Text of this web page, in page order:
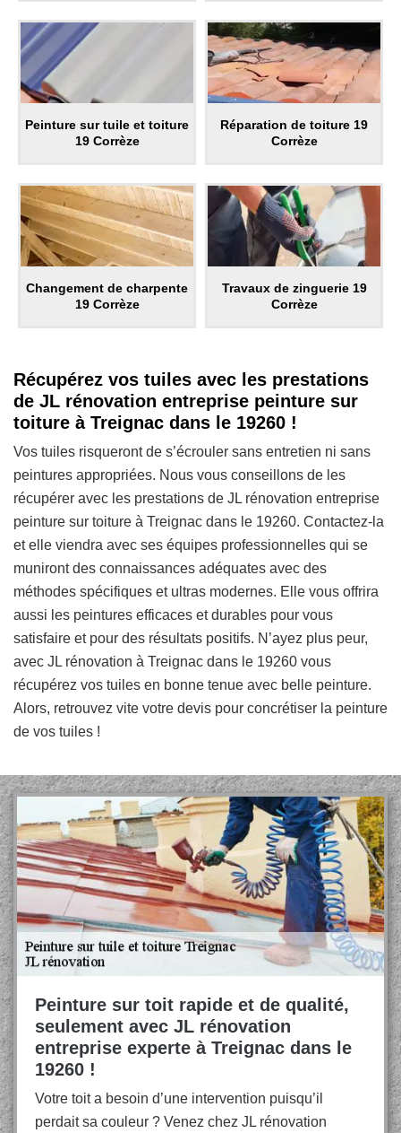
Peinture sur tuile et toiture
19 Corrèze
Réparation de toiture 19
Corrèze
Changement de charpente
19 Corrèze
Travaux de zinguerie 19
Corrèze
Récupérez vos tuiles avec les prestations
de JL rénovation entreprise peinture sur
toiture à Treignac dans le 19260 !
Vos tuiles risqueront de s’écrouler sans entretien ni sans
peintures appropriées. Nous vous conseillons de les
récupérer avec les prestations de JL rénovation entreprise
peinture sur toiture à Treignac dans le 19260. Contactez-la
et elle viendra avec ses équipes professionnelles qui se
muniront des connaissances adéquates avec des
méthodes spécifiques et ultras modernes. Elle vous offrira
aussi les peintures efficaces et durables pour vous
satisfaire et pour des résultats positifs. N’ayez plus peur,
avec JL rénovation à Treignac dans le 19260 vous
récupérez vos tuiles en bonne tenue avec belle peinture.
Alors, retrouvez vite votre devis pour concrétiser la peinture
de vos tuiles !
Peinture sur toit rapide et de qualité,
seulement avec JL rénovation
entreprise experte à Treignac dans le
19260 !
Votre toit a besoin d’une intervention puisqu’il
perdait sa couleur ? Venez chez JL rénovation